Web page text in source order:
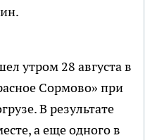
утром 28 августа в
Сормово» при
В результате
а еще одного в